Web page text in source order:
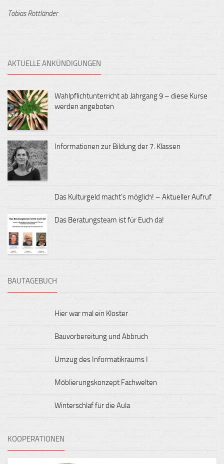
Tobias Rottländer
AKTUELLE ANKÜNDIGUNGEN
Wahlpflichtunterricht ab Jahrgang 9 – diese Kurse
werden angeboten
Informationen zur Bildung der 7. Klassen
Das Kulturgeld macht’s möglich! – Aktueller Aufruf
Das Beratungsteam ist für Euch da!
BAUTAGEBUCH
Hier war mal ein Kloster
Bauvorbereitung und Abbruch
Umzug des Informatikraums I
Möblierungskonzept Fachwelten
Winterschlaf für die Aula
KOOPERATIONEN